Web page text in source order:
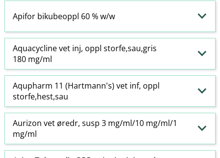
Apifor bikubeoppl 60 % w​/​w
Aquacycline vet inj, oppl storfe,sau,gris
180 mg/ml
Aqupharm 11 (Hartmann's) vet inf, oppl
storfe,hest,sau
Aurizon vet øredr, susp 3 mg/ml/10 mg/ml/1
mg/ml